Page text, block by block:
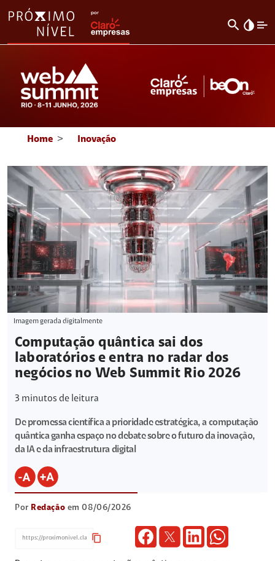
search invert_colors
Home > Inovação
Imagem gerada digitalmente
Computação quântica sai dos
laboratórios e entra no radar dos
negócios no Web Summit Rio 2026
3 minutos de leitura
De promessa científica a prioridade estratégica, a computação
quântica ganha espaço no debate sobre o futuro da inovação,
da IA e da infraestrutura digital
Por Redação em 08/06/2026
content_copy